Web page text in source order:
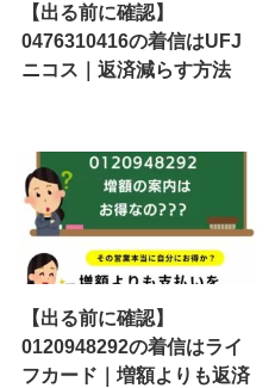
【出る前に確認】
0476310416の着信はUFJ
ニコス｜返済減らす方法
【出る前に確認】
0120948292の着信はライ
フカード｜増額よりも返済